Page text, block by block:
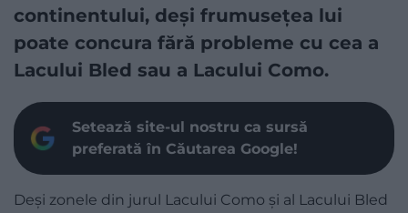
continentului, deși frumusețea lui
poate concura fără probleme cu cea a
Lacului Bled sau a Lacului Como.
Setează site-ul nostru ca sursă
preferată în Căutarea Google!
Deși zonele din jurul Lacului Como și al Lacului Bled